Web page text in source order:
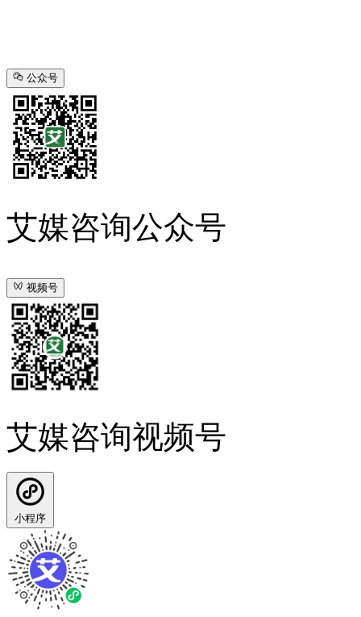
公众号
艾媒咨询公众号
视频号
艾媒咨询视频号
小程序